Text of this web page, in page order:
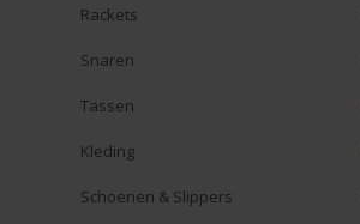
Rackets
Snaren
Tassen
Kleding
Schoenen & Slippers